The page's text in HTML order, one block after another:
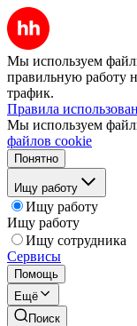
Мы используем
правильную работу
трафик.
Правила
Мы используем
файлов cookie
Понятно
Ищу работу
Ищу работу
Ищу работу
Ищу сотрудника
Сервисы
Помощь
Ещё
Поиск